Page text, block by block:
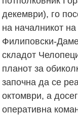
декември), го
на началникот
Филиповски-
складот
планот за
започна да се
октомври, а
оперативна